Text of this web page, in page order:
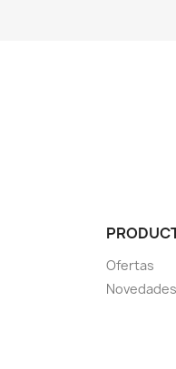
Ofertas
Novedades